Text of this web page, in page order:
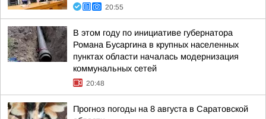
20:55
В этом году по инициативе губернатора
Романа Бусаргина в крупных населенных
пунктах области началась модернизация
коммунальных сетей
20:48
Прогноз погоды на 8 августа в Саратовской